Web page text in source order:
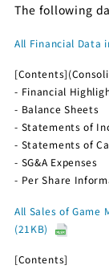
The following
All Financial Data
Financial
Balance Sheets
Statements of
Statements of
SG&A Expenses
Per Share
All Sales of Game
(21KB)
[Contents]